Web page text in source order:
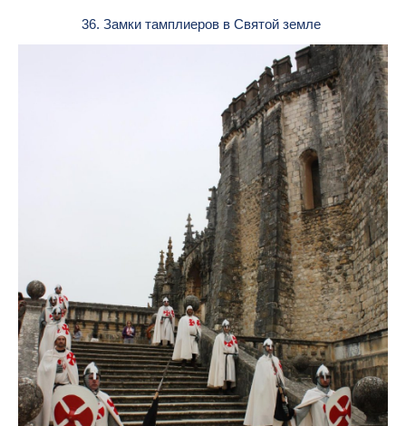
36. Замки тамплиеров в Святой земле